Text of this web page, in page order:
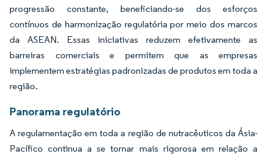
progressão constante, beneficiando-se dos esforços
contínuos de harmonização regulatória por meio dos marcos
da ASEAN. Essas iniciativas reduzem efetivamente as
barreiras comerciais e permitem que as empresas
implementem estratégias padronizadas de produtos em toda a
região.
Panorama regulatório
A regulamentação em toda a região de nutracêuticos da Ásia-
Pacífico continua a se tornar mais rigorosa em relação a